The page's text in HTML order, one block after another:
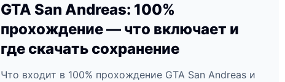
GTA San Andreas: 100%
прохождение — что включает и
где скачать сохранение
Что входит в 100% прохождение GTA San Andreas и